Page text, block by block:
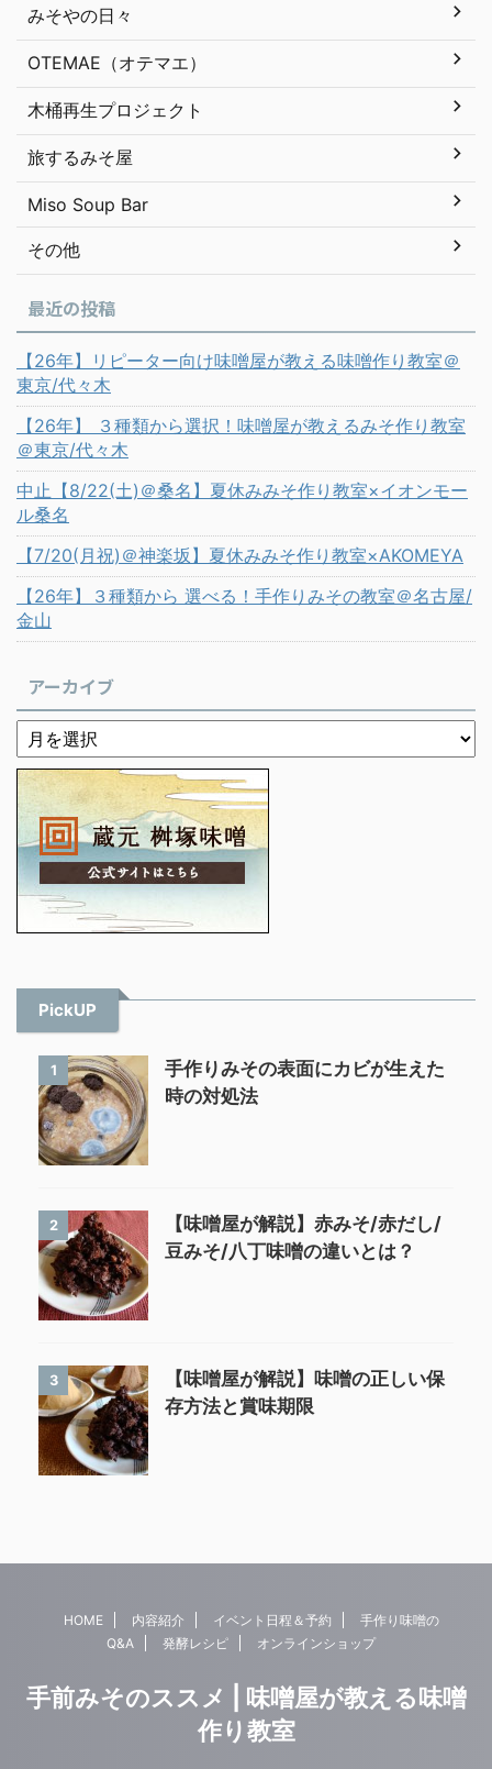
みそやの日々
OTEMAE（オテマエ）
木桶再生プロジェクト
旅するみそ屋
Miso Soup Bar
その他
最近の投稿
【26年】リピーター向け味噌屋が教える味噌作り教室＠
東京/代々木
【26年】 ３種類から選択！味噌屋が教えるみそ作り教室
＠東京/代々木
中止【8/22(土)＠桑名】夏休みみそ作り教室×イオンモー
ル桑名
【7/20(月祝)＠神楽坂】夏休みみそ作り教室×AKOMEYA
【26年】３種類から 選べる！手作りみその教室＠名古屋/
金山
アーカイブ
PickUP
1
手作りみその表面にカビが生えた
時の対処法
2
【味噌屋が解説】赤みそ/赤だし/
豆みそ/八丁味噌の違いとは？
3
【味噌屋が解説】味噌の正しい保
存方法と賞味期限
HOME 内容紹介 イベント日程＆予約
手作り味噌の
Q&A
発酵レシピ オンラインショップ
手前みそのススメ | 味噌屋が教える味噌
作り教室